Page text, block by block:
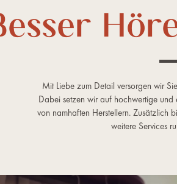
Mit Liebe zum Detail versorgen wir
Dabei setzen wir auf hochwertige und
von namhaften Herstellern. Zusätzlich
weitere Services